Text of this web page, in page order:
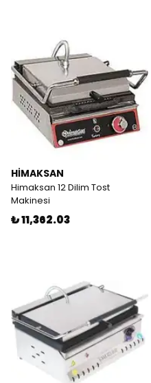
HİMAKSAN
Himaksan 12 Dilim Tost
Makinesi
₺ 11,362.03